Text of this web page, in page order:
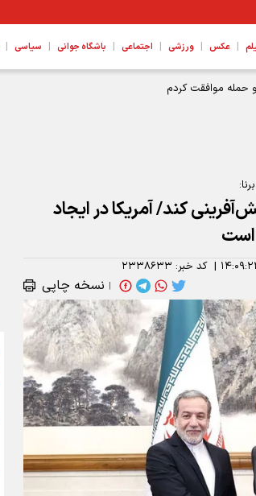
| عکس | ورزشی | اجتماعی | باشگاه جوانی | سیاسی |
حمله موافقت کردم
کند/ آمریکا در ایجاد
است
| کد خبر: ۲۳۳۸۶۳۳
| نسخه چاپی